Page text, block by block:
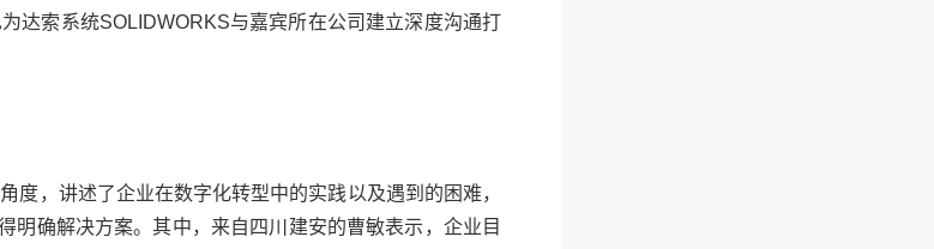
达索系统SOLIDWORKS与嘉宾所在公司建立深度沟通打
度，讲述了企业在数字化转型中的实践以及遇到的困难，
明确解决方案。其中，来自四川建安的曹敏表示，企业目